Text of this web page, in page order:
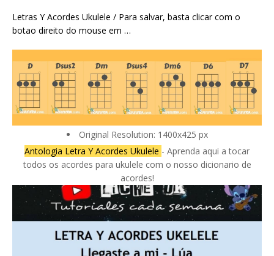
Letras Y Acordes Ukulele / Para salvar, basta clicar com o
botao direito do mouse em …
Original Resolution: 1400x425 px
Antologia Letra Y Acordes Ukulele - Aprenda aqui a tocar
todos os acordes para ukulele com o nosso dicionario de
acordes!